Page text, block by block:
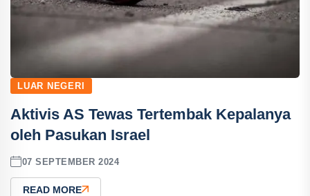
LUAR NEGERI
Aktivis AS Tewas Tertembak Kepalanya
oleh Pasukan Israel
07 SEPTEMBER 2024
READ MORE